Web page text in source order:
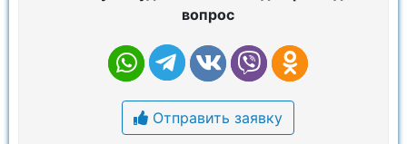
вопрос
Отправить заявку